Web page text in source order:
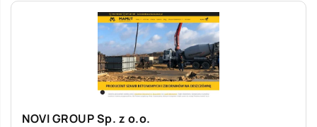
NOVI GROUP Sp. z o.o.